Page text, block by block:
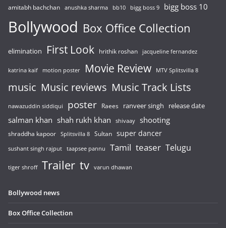
amitabh bachchan anushka sharma bb10 bigg boss 9 bigg boss 10
Bollywood Box Office Collection
elimination First Look hrithik roshan jacqueline fernandez
katrina kaif motion poster Movie Review MTV Splitsvilla 8
music Music reviews Music Track Lists
nawazuddin siddiqui poster Raees ranveer singh release date
salman khan shah rukh khan shivaay shooting
shraddha kapoor Splitsvilla 8 Sultan super dancer
sushant singh rajput taapsee pannu Tamil teaser Telugu
tiger shroff Trailer tv varun dhawan
Bollywood news
Box Office Collection